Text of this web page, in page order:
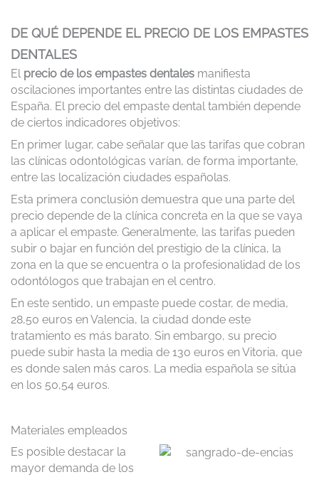
DE QUÉ DEPENDE EL PRECIO DE LOS EMPASTES
DENTALES
El precio de los empastes dentales manifiesta
oscilaciones importantes entre las distintas ciudades de
España. El precio del empaste dental también depende
de ciertos indicadores objetivos:
En primer lugar, cabe señalar que las tarifas que cobran
las clínicas odontológicas varían, de forma importante,
entre las localización ciudades españolas.
Esta primera conclusión demuestra que una parte del
precio depende de la clínica concreta en la que se vaya
a aplicar el empaste. Generalmente, las tarifas pueden
subir o bajar en función del prestigio de la clínica, la
zona en la que se encuentra o la profesionalidad de los
odontólogos que trabajan en el centro.
En este sentido, un empaste puede costar, de media,
28,50 euros en Valencia, la ciudad donde este
tratamiento es más barato. Sin embargo, su precio
puede subir hasta la media de 130 euros en Vitoria, que
es donde salen más caros. La media española se sitúa
en los 50,54 euros.
Materiales empleados
Es posible destacar la
mayor demanda de los